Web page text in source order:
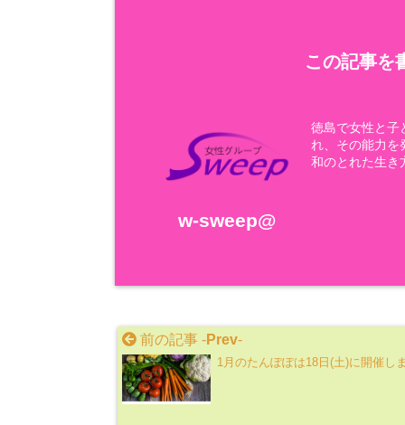
この記事を
w-sweep@
徳島で女性と子
れ、その能力を
和のとれた生き
前の記事 -Prev-
1月のたんぽぽは18日(土)に開催し